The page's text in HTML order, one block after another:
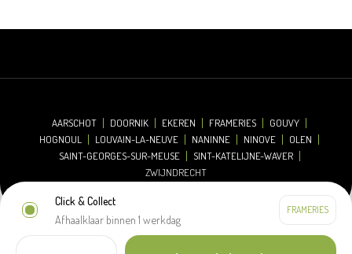
Click & Collect
Afhaalklaar binnen 1 werkdag
AARSCHOT DOORNIK EKEREN FRAMERIES
GOUVY
HOGNOUL
LOUVAIN-LA-NEUVE NANINNE NINOVE
OLEN
SAINT-GEORGES-SUR-MEUSE
SINT-KATELIJNE-WAVER
ZWIJNDRECHT
© 2026 Oh'Green
Cookieverklaring